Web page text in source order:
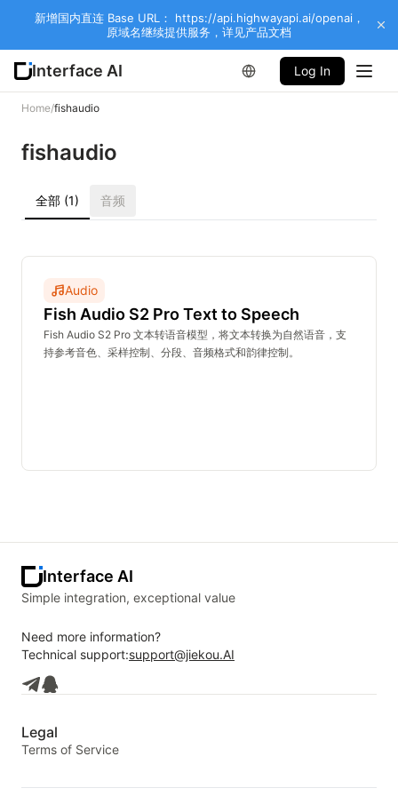
新增国内直连 Base URL： https://api.highwayapi.ai/openai，
原域名继续提供服务，详见产品文档
Interface AI Log In
Home/fishaudio
fishaudio
全部 (1) 音频
Audio
Fish Audio S2 Pro Text to Speech
Fish Audio S2 Pro 文本转语音模型，将文本转换为自然语音，支
持参考音色、采样控制、分段、音频格式和韵律控制。
Interface AI
Simple integration, exceptional value
Need more information?
Technical support:support@jiekou.AI
Legal
Terms of Service